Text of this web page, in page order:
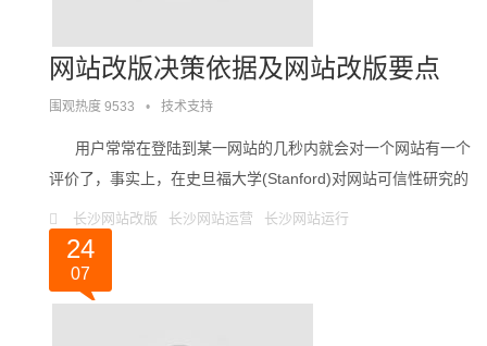
网站改版决策依据及网站改版要点
围观热度 9533 • 技术支持
用户常常在登陆到某一网站的几秒内就会对一个网站有一个
评价了，事实上，在史旦福大学(Stanford)对网站可信性研究的
指南也发现，人们评价一个网站很。。。
长沙网站改版 长沙网站运营 长沙网站运行
24
07